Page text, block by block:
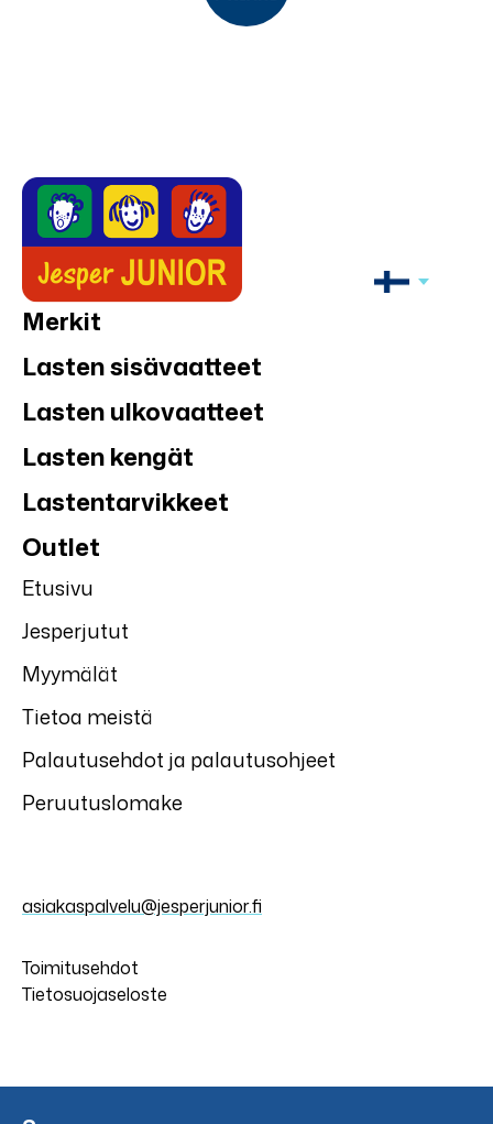
Merkit
Lasten sisävaatteet
Lasten ulkovaatteet
Lasten kengät
Lastentarvikkeet
Outlet
Etusivu
Jesperjutut
Myymälät
Tietoa meistä
Palautusehdot ja palautusohjeet
Peruutuslomake
asiakaspalvelu@jesperjunior.fi
Toimitusehdot
Tietosuojaseloste